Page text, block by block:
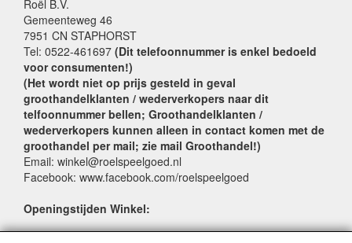
Roël B.V.
Gemeenteweg 46
7951 CN STAPHORST
Tel: 0522-461697 (Dit telefoonnummer is enkel bedoeld
voor consumenten!)
(Het wordt niet op prijs gesteld in geval
groothandelklanten / wederverkopers naar dit
telfoonnummer bellen; Groothandelklanten /
wederverkopers kunnen alleen in contact komen met de
groothandel per mail; zie mail Groothandel!)
Email: winkel@roelspeelgoed.nl
Facebook: www.facebook.com/roelspeelgoed
Openingstijden Winkel: